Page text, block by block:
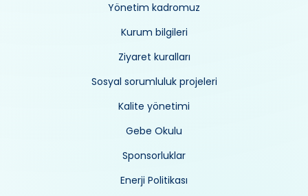
Yönetim kadromuz
Kurum bilgileri
Ziyaret kuralları
Sosyal sorumluluk projeleri
Kalite yönetimi
Gebe Okulu
Sponsorluklar
Enerji Politikası